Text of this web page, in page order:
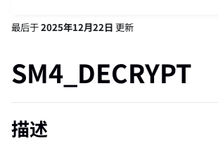
最后于2025年12月22日 更新
SM4_DECRYPT
描述